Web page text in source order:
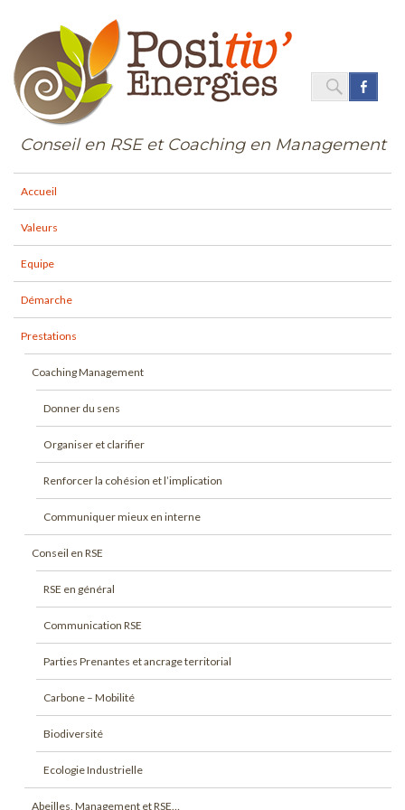
Conseil en RSE et Coaching en Management
SearchSEARCH
Accueil
Valeurs
Equipe
Démarche
Prestations
Coaching Management
Donner du sens
Organiser et clarifier
Renforcer la cohésion et l’implication
Communiquer mieux en interne
Conseil en RSE
RSE en général
Communication RSE
Parties Prenantes et ancrage territorial
Carbone – Mobilité
Biodiversité
Ecologie Industrielle
Abeilles, Management et RSE…